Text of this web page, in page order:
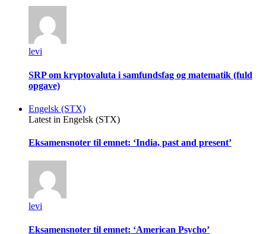
levi
SRP om kryptovaluta i samfundsfag og matematik (fuld
opgave)
Engelsk (STX)
Latest in Engelsk (STX)
Eksamensnoter til emnet: ‘India, past and present’
levi
Eksamensnoter til emnet: ‘American Psycho’